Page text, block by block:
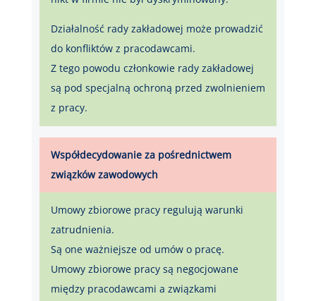
Działalność rady zakładowej może prowadzić
do konfliktów z pracodawcami.
Z tego powodu członkowie rady zakładowej
są pod specjalną ochroną przed zwolnieniem
z pracy.
Współdecydowanie za pośrednictwem
związków zawodowych
Umowy zbiorowe pracy regulują warunki
zatrudnienia.
Są one ważniejsze od umów o pracę.
Umowy zbiorowe pracy są negocjowane
między pracodawcami a związkami